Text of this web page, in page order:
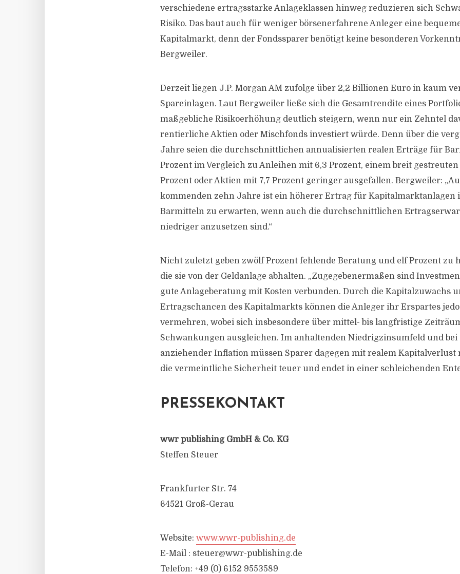
verschiedene ertragsstarke Anlageklassen hinweg reduzieren sich
Risiko. Das baut auch für weniger börsenerfahrene Anleger eine
Kapitalmarkt, denn der Fondssparer benötigt keine besonderen
Bergweiler.
Derzeit liegen J.P. Morgan AM zufolge über 2,2 Billionen Euro in kaum
Spareinlagen. Laut Bergweiler ließe sich die Gesamtrendite eines
maßgebliche Risikoerhöhung deutlich steigern, wenn nur ein Zehntel
rentierliche Aktien oder Mischfonds investiert würde. Denn über die
Jahre seien die durchschnittlichen annualisierten realen Erträge für
Prozent im Vergleich zu Anleihen mit 6,3 Prozent, einem breit
Prozent oder Aktien mit 7,7 Prozent geringer ausgefallen. Bergweiler:
kommenden zehn Jahre ist ein höherer Ertrag für Kapitalmarktanlagen
Barmitteln zu erwarten, wenn auch die durchschnittlichen
niedriger anzusetzen sind.“
Nicht zuletzt geben zwölf Prozent fehlende Beratung und elf Prozent zu
die sie von der Geldanlage abhalten. „Zugegebenermaßen sind
gute Anlageberatung mit Kosten verbunden. Durch die Kapitalzuwachs
Ertragschancen des Kapitalmarkts können die Anleger ihr Erspartes
vermehren, wobei sich insbesondere über mittel- bis langfristige
Schwankungen ausgleichen. Im anhaltenden Niedrigzinsumfeld und
anziehender Inflation müssen Sparer dagegen mit realem Kapitalverlust
die vermeintliche Sicherheit teuer und endet in einer schleichenden
PRESSEKONTAKT
wwr publishing GmbH & Co. KG
Steffen Steuer
Frankfurter Str. 74
64521 Groß-Gerau
Website: www.wwr-publishing.de
E-Mail : steuer@wwr-publishing.de
Telefon: +49 (0) 6152 9553589